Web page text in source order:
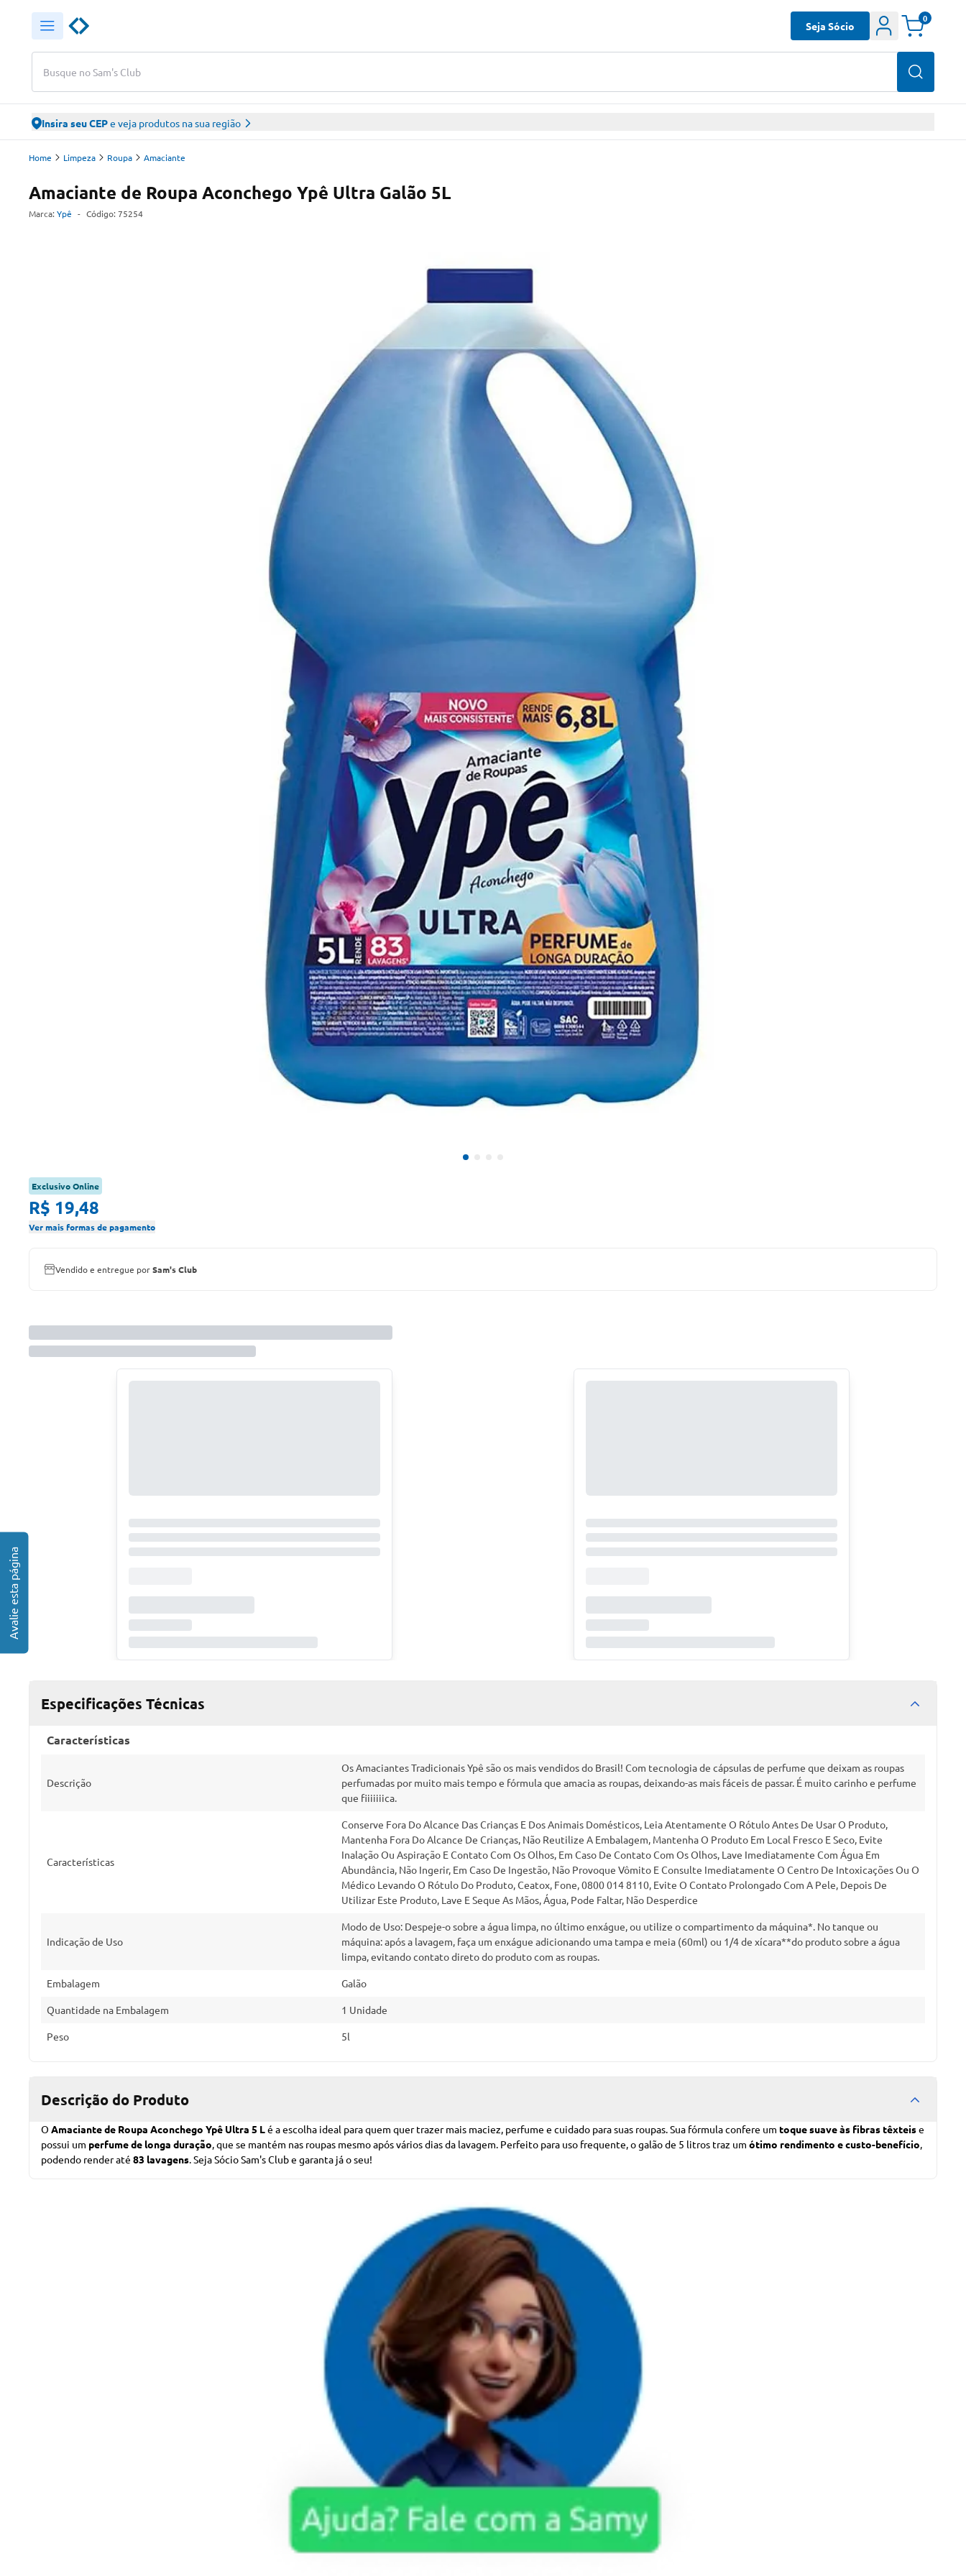
Busque no Sam's Club
Seja Sócio
0
Insira seu CEPe veja produtos na sua região
Home Limpeza Roupa Amaciante
Amaciante de Roupa Aconchego Ypê Ultra Galão 5L
Marca: Ypê - Código: 75254
Exclusivo Online
R$ 19,48
Ver mais formas de pagamento
Vendido e entregue porSam's Club
Especificações Técnicas
Características
Descrição
Os Amaciantes Tradicionais Ypê são os mais vendidos do Brasil! Com tecnologia de cápsulas de perfume que deixam as roupas
perfumadas por muito mais tempo e fórmula que amacia as roupas, deixando-as mais fáceis de passar. É muito carinho e perfume
que fiiiiiiica.
Características
Conserve Fora Do Alcance Das Crianças E Dos Animais Domésticos, Leia Atentamente O Rótulo Antes De Usar O Produto,
Mantenha Fora Do Alcance De Crianças, Não Reutilize A Embalagem, Mantenha O Produto Em Local Fresco E Seco, Evite
Inalação Ou Aspiração E Contato Com Os Olhos, Em Caso De Contato Com Os Olhos, Lave Imediatamente Com Água Em
Abundância, Não Ingerir, Em Caso De Ingestão, Não Provoque Vômito E Consulte Imediatamente O Centro De Intoxicações Ou O
Médico Levando O Rótulo Do Produto, Ceatox, Fone, 0800 014 8110, Evite O Contato Prolongado Com A Pele, Depois De
Utilizar Este Produto, Lave E Seque As Mãos, Água, Pode Faltar, Não Desperdice
Indicação de Uso
Modo de Uso: Despeje-o sobre a água limpa, no último enxágue, ou utilize o compartimento da máquina*. No tanque ou
máquina: após a lavagem, faça um enxágue adicionando uma tampa e meia (60ml) ou 1/4 de xícara**do produto sobre a água
limpa, evitando contato direto do produto com as roupas.
Embalagem Galão
Quantidade na Embalagem 1 Unidade
Peso 5l
Descrição do Produto
O Amaciante de Roupa Aconchego Ypê Ultra 5 Lé a escolha ideal para quem quer trazer mais maciez, perfume e cuidado para suas roupas. Sua fórmula confere um toque suave às fibras têxteise
possui um perfume de longa duração, que se mantém nas roupas mesmo após vários dias da lavagem. Perfeito para uso frequente, o galão de 5 litros traz um ótimo rendimento e custo-benefício,
podendo render até 83 lavagens.Seja Sócio Sam's Clube garanta já o seu!